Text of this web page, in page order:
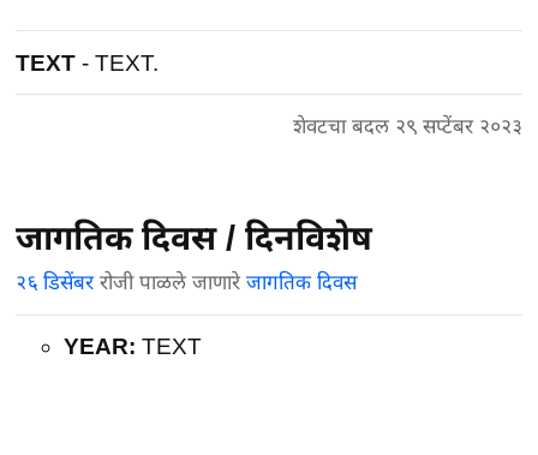
TEXT - TEXT.
शेवटचा बदल २९ सप्टेंबर २०२३
जागतिक दिवस / दिनविशेष
२६ डिसेंबररोजी पाळले जाणारेजागतिक दिवस
YEAR: TEXT